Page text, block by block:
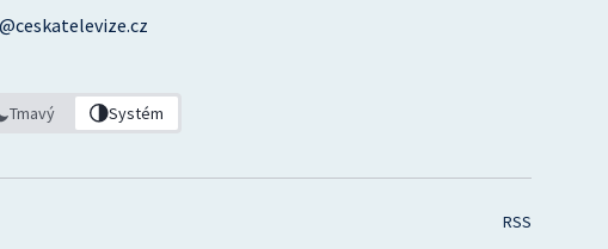
Tmavý Systém
RSS